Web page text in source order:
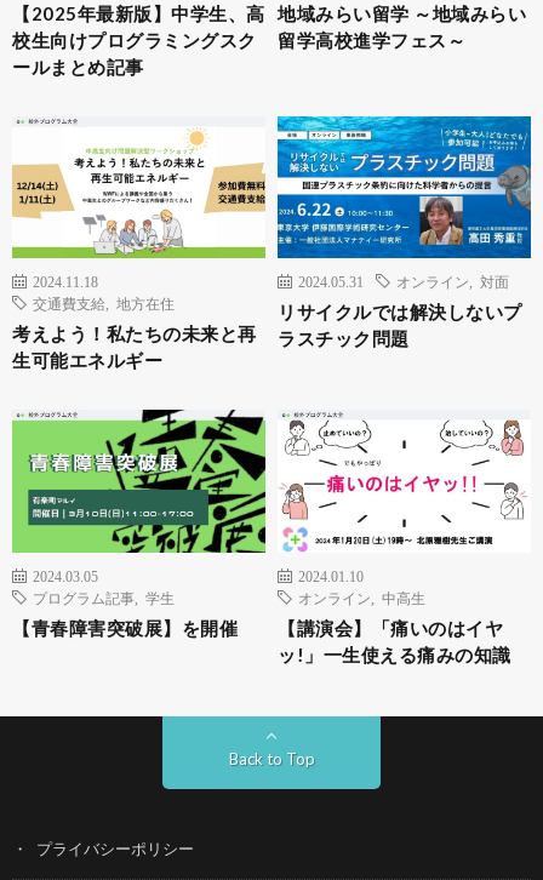
【2025年最新版】中学生、高
校生向けプログラミングスク
ールまとめ記事
地域みらい留学 ～地域みらい
留学高校進学フェス～
2024.11.18
交通費支給
地方在住
考えよう！私たちの未来と再
生可能エネルギー
2024.05.31 オンライン 対面
リサイクルでは解決しないプ
ラスチック問題
2024.03.05
プログラム記事
学生
【青春障害突破展】を開催
2024.01.10
オンライン
中高生
【講演会】「痛いのはイヤ
ッ!」一生使える痛みの知識
Back to Top
プライバシーポリシー